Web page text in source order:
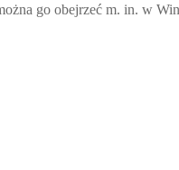
go obejrzeć m. in. w